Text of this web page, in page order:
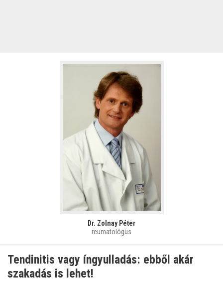
Dr. Zolnay Péter
reumatológus
Tendinitis vagy íngyulladás: ebből akár
szakadás is lehet!